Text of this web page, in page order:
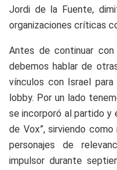
Jordi de la Fuente,
organizaciones críticas
Antes de continuar
debemos hablar de
vínculos con Israel
lobby. Por un lado
se incorporó al partido y
de Vox”, sirviendo
personajes de
impulsor durante